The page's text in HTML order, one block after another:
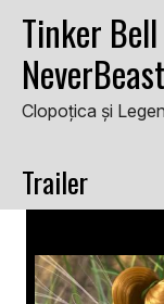
Tinker
NeverBeast
Clopoțica și
Trailer